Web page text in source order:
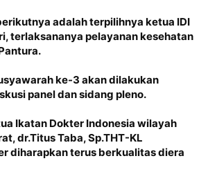
adalah terpilihnya ketua IDI
terlaksananya pelayanan kesehatan
ke-3 akan dilakukan
panel dan sidang pleno.
Ikatan Dokter Indonesia wilayah
dr.Titus Taba, Sp.THT-KL
diharapkan terus berkualitas diera